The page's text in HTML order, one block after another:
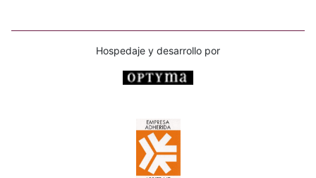
Hospedaje y desarrollo por